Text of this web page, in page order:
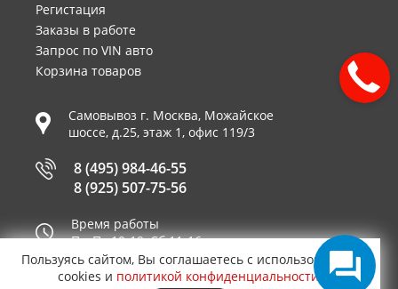
Регистация
Заказы в работе
Запрос по VIN авто
Корзина товаров
Самовывоз г. Москва, Можайское
шоссе, д.25, этаж 1, офис 119/3
8 (495) 984-46-55
8 (925) 507-75-56
Время работы
Пн-Пт 10-19, Сб 11-16
Принимаем к оплате
Пользуясь сайтом, Вы соглашаетесь с использованием
cookies и политикой конфиденциальности